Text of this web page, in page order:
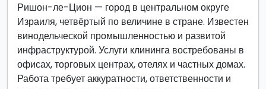
Ришон-ле-Цион — город в центральном округе
Израиля, четвёртый по величине в стране. Известен
винодельческой промышленностью и развитой
инфраструктурой. Услуги клининга востребованы в
офисах, торговых центрах, отелях и частных домах.
Работа требует аккуратности, ответственности и